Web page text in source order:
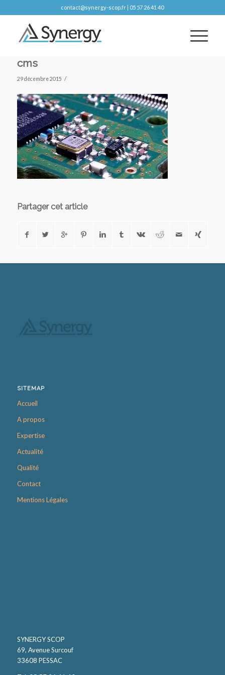
contact@synergy-scop.fr | 05 57 26 41 40
cms
29 décembre 2015 /
Partager cet article
SITEMAP
Accueil
A propos
Expertise
Actualité
Qualité
Contact
Mentions Légales
SYNERGY SCOP
69, Avenue Surcouf
33608 PESSAC